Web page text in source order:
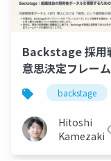
Backstage 採用
意思決定フレー
ク
backstage
Hitoshi
Kamezaki